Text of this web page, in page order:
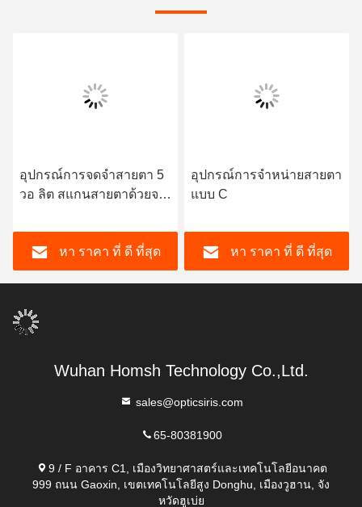
อุปกรณ์การจดจําสายตา 5
วอ ลิต สแกนสายตาด้วยจอ
หา ราคา ที่ ดี ที่สุด
อุปกรณ์การจําหน่ายสายตา
แบบ C
หา ราคา ที่ ดี ที่สุด
Wuhan Homsh Technology Co.,Ltd.
sales@opticsiris.com
65-80381900
9 / F อาคาร C1, เมืองวิทยาศาสตร์และเทคโนโลยีอนาคต
999 ถนน Gaoxin, เขตเทคโนโลยีสูง Donghu, เมืองวูฮาน, จัง
หวัดฮูเบ่ย